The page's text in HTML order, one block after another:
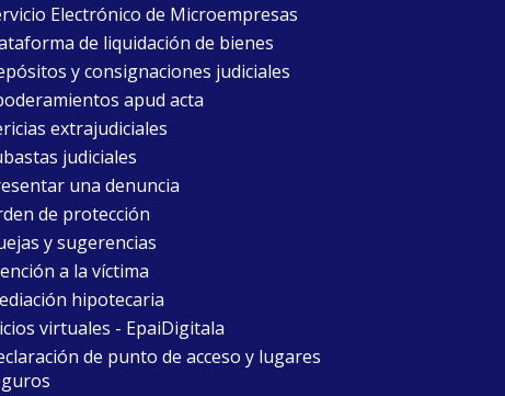
Electrónico de Microempresas
de liquidación de bienes
y consignaciones judiciales
apud acta
extrajudiciales
judiciales
una denuncia
de protección
y sugerencias
a la víctima
hipotecaria
virtuales - EpaiDigitala
de punto de acceso y lugares